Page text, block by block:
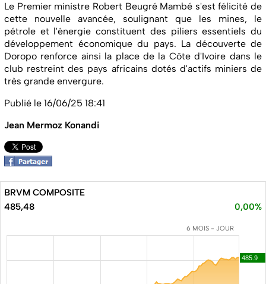
Le Premier ministre Robert Beugré Mambé s'est félicité de
cette nouvelle avancée, soulignant que les mines, le
pétrole et l'énergie constituent des piliers essentiels du
développement économique du pays. La découverte de
Doropo renforce ainsi la place de la Côte d'Ivoire dans le
club restreint des pays africains dotés d'actifs miniers de
très grande envergure.
Publié le 16/06/25 18:41
Jean Mermoz Konandi
BRVM COMPOSITE
485,48
0,00%
6 MOIS - JOUR